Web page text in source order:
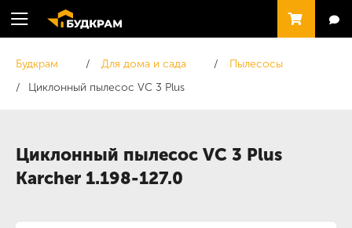
Будкрам Для дома и сада
Пылесосы
Циклонный пылесос VC 3 Plus
Циклонный пылесос VC 3 Plus
Karcher 1.198-127.0